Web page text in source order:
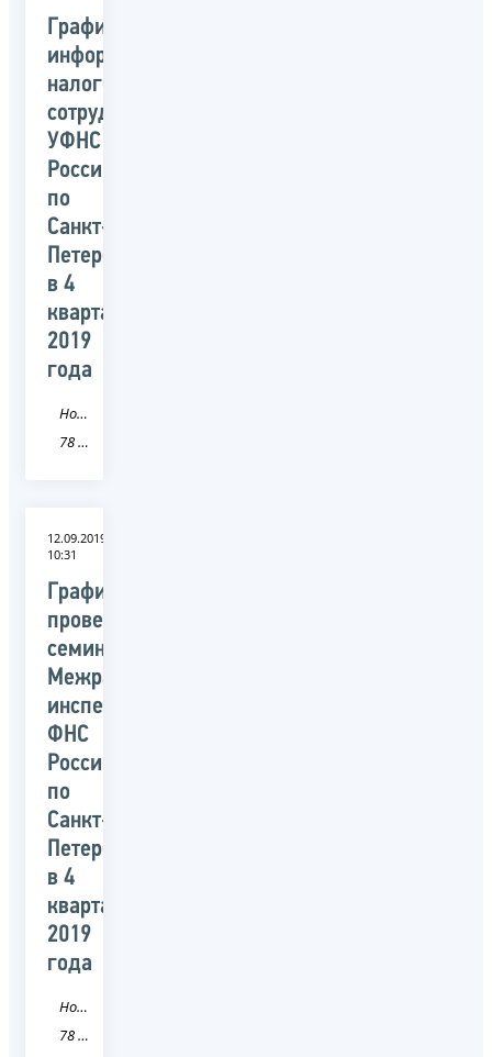
График
информирования
налогоплательщиков
сотрудниками
УФНС
России
по
Санкт-
Петербургу
в 4
квартале
2019
года
Новость
78 Санкт-Петербург
12.09.2019
10:31
График
проведения
семинаров
Межрайонными
инспекциями
ФНС
России
по
Санкт-
Петербургу
в 4
квартале
2019
года
Новость
78 Санкт-Петербург